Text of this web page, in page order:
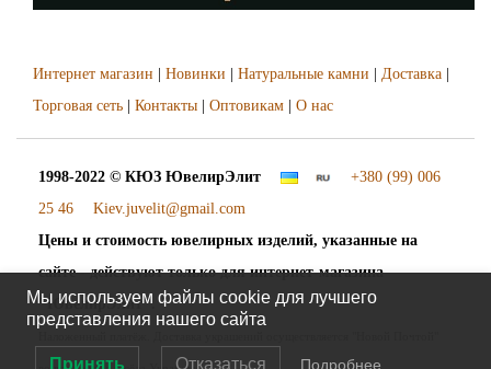
Интернет магазин Новинки Натуральные камни Доставка
Торговая сеть
Контакты Оптовикам О нас
1998-2022 © КЮЗ ЮвелирЭлит
+380 (99) 006
25 46
Kiev.juvelit@gmail.com
Цены и стоимость ювелирных изделий, указанные на
сайте - действуют только для интернет-магазина
"ЮвелирЭлит".
Мы используем файлы cookie для лучшего
представления нашего сайта
Принять Отказаться Подробнее…